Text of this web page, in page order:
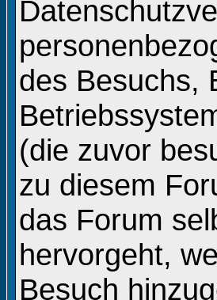
des Besuchs,
(die zuvor
zu diesem
das Forum
hervorgeht,
Besuch